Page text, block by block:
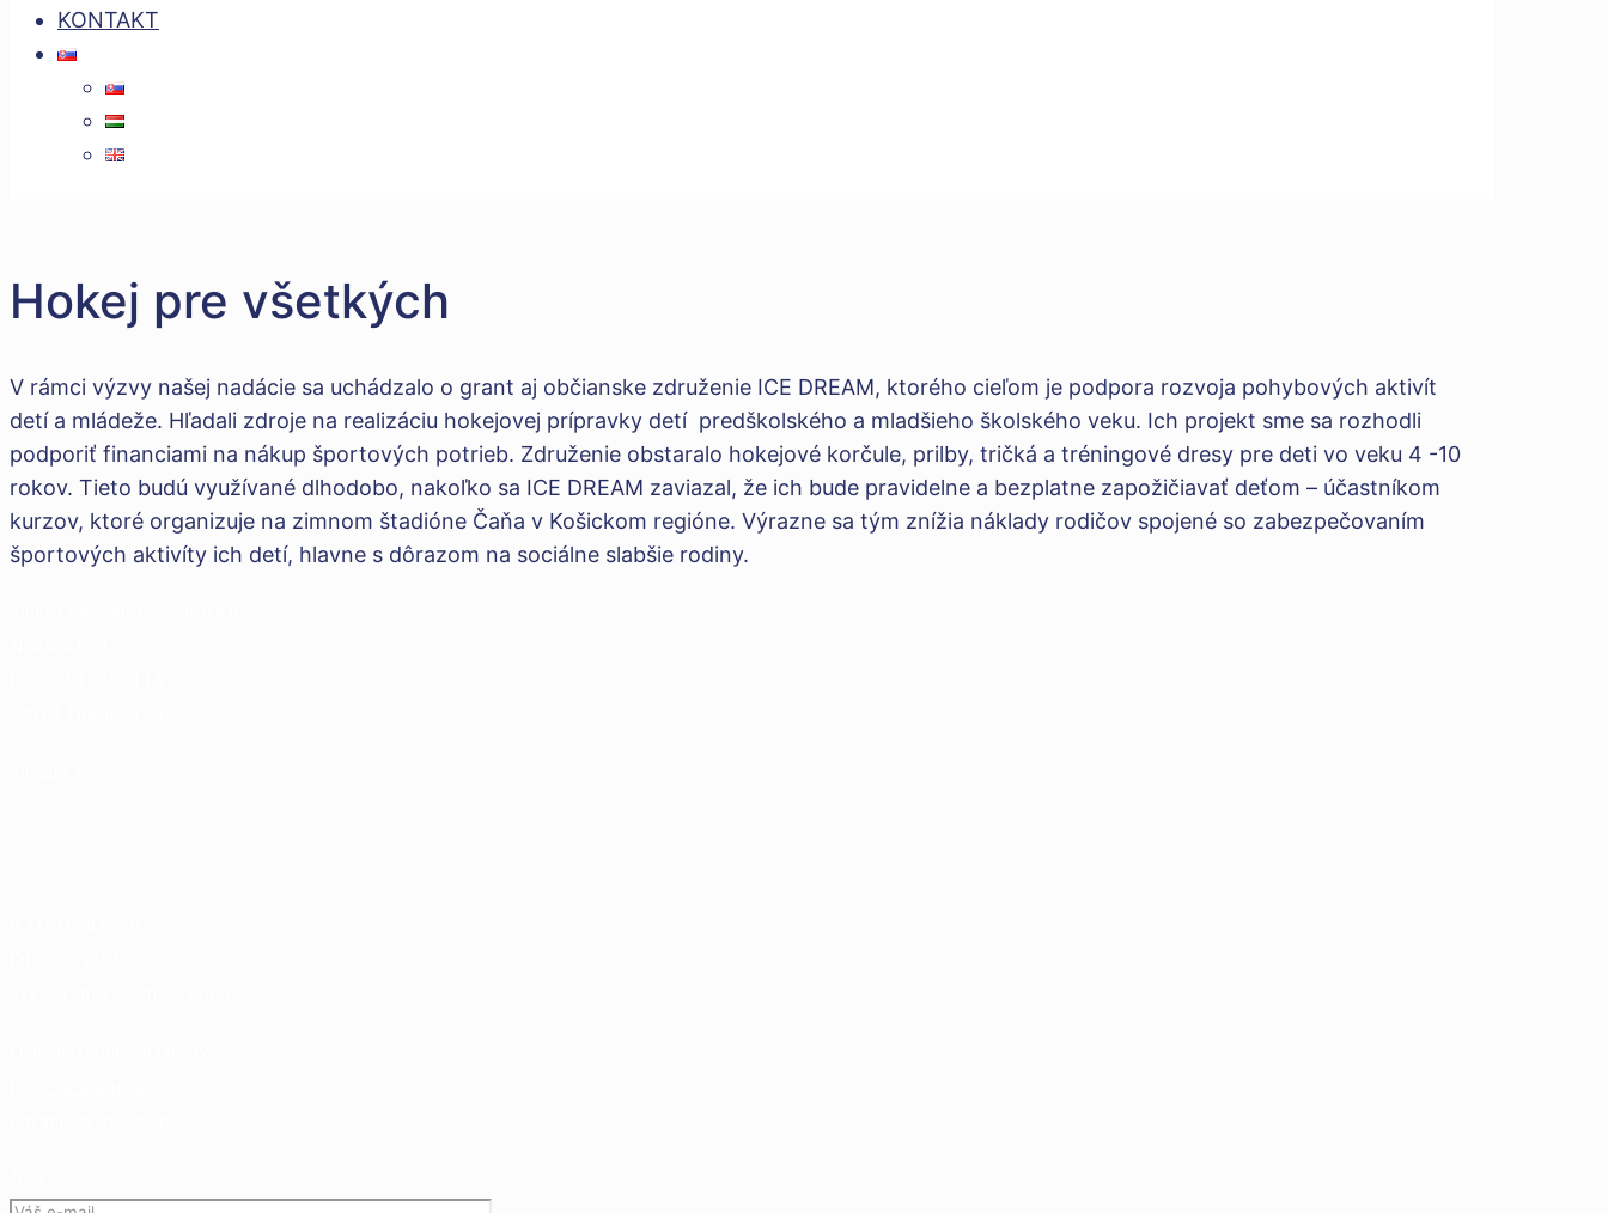
KONTAKT
Hokej pre všetkých
V rámci výzvy našej nadácie sa uchádzalo o grant aj občianske združenie ICE DREAM, ktorého cieľom je podpora rozvoja pohybových aktivít
detí a mládeže. Hľadali zdroje na realizáciu hokejovej prípravky detí predškolského a mladšieho školského veku. Ich projekt sme sa rozhodli
podporiť financiami na nákup športových potrieb. Združenie obstaralo hokejové korčule, prilby, tričká a tréningové dresy pre deti vo veku 4 -10
rokov. Tieto budú využívané dlhodobo, nakoľko sa ICE DREAM zaviazal, že ich bude pravidelne a bezplatne zapožičiavať deťom – účastníkom
kurzov, ktoré organizuje na zimnom štadióne Čaňa v Košickom regióne. Výrazne sa tým znížia náklady rodičov spojené so zabezpečovaním
športových aktivíty ich detí, hlavne s dôrazom na sociálne slabšie rodiny.